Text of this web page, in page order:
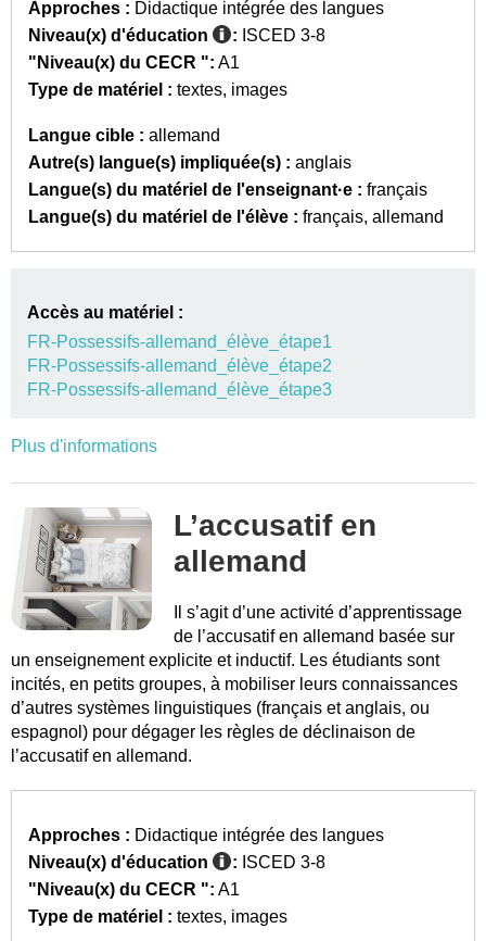
Approches : Didactique intégrée des langues
Niveau(x) d'éducation
: ISCED 3-8
"Niveau(x) du CECR ": A1
Type de matériel : textes images
Langue cible : allemand
Autre(s) langue(s) impliquée(s) : anglais
Langue(s) du matériel de l'enseignant·e : français
Langue(s) du matériel de l'élève : français allemand
Accès au matériel :
FR-Possessifs-allemand_élève_étape1
FR-Possessifs-allemand_élève_étape2
FR-Possessifs-allemand_élève_étape3
Plus d'informations
L’accusatif en
allemand
Il s’agit d’une activité d’apprentissage
de l’accusatif en allemand basée sur
un enseignement explicite et inductif. Les étudiants sont
incités, en petits groupes, à mobiliser leurs connaissances
d’autres systèmes linguistiques (français et anglais, ou
espagnol) pour dégager les règles de déclinaison de
l’accusatif en allemand.
Approches : Didactique intégrée des langues
Niveau(x) d'éducation
: ISCED 3-8
"Niveau(x) du CECR ": A1
Type de matériel : textes images